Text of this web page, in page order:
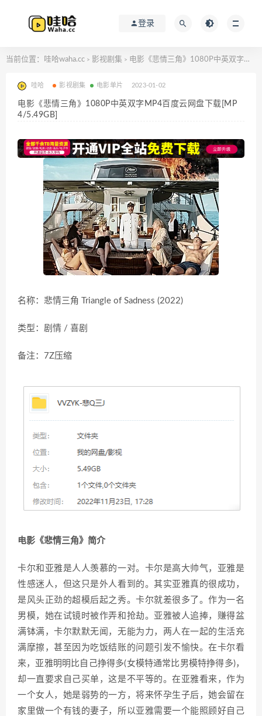
登录
当前位置： 哇哈waha.cc > 影视剧集 > 电影《悲情三角》1080P中英双字MP4百度云网盘下载[MP4/5.49GB]
哇哈 影视剧集 电影单片 2023-01-02
电影《悲情三角》1080P中英双字MP4百度云网盘下载[MP
4/5.49GB]
名称：悲情三角 Triangle of Sadness (2022)
类型：剧情 / 喜剧
备注：7Z压缩
电影《悲情三角》简介
卡尔和亚雅是人人羡慕的一对。卡尔是高大帅气，亚雅是
性感迷人，但这只是外人看到的。其实亚雅真的很成功，
是风头正劲的超模后起之秀。卡尔就差很多了。作为一名
男模，她在试镜时被作弄和抢劫。亚雅被人追捧，赚得盆
满钵满，卡尔默默无闻，无能为力，两人在一起的生活充
满摩擦，甚至因为吃饭结账的问题引发不愉快。在卡尔看
来，亚雅明明比自己挣得多(女模特通常比男模特挣得多)，
却一直要求自己买单，这是不平等的。在亚雅看来，作为
一个女人，她是弱势的一方，将来怀孕生子后，她会留在
家里做一个有钱的妻子，所以亚雅需要一个能照顾好自己